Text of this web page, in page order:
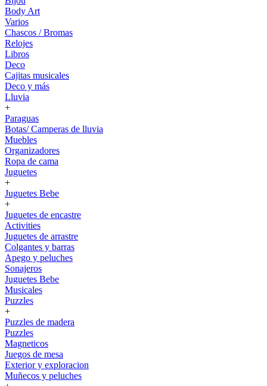
Body Art
Varios
Chascos / Bromas
Relojes
Libros
Deco
Cajitas musicales
Deco y más
Lluvia
+
Paraguas
Botas/ Camperas de lluvia
Muebles
Organizadores
Ropa de cama
Juguetes
+
Juguetes Bebe
+
Juguetes de encastre
Activities
Juguetes de arrastre
Colgantes y barras
Apego y peluches
Sonajeros
Juguetes Bebe
Musicales
Puzzles
+
Puzzles de madera
Puzzles
Magneticos
Juegos de mesa
Exterior y exploracion
Muñecos y peluches